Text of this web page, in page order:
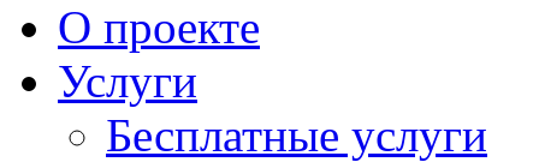
О проекте
Услуги
Бесплатные услуги